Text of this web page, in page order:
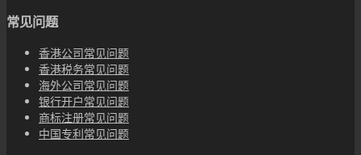
常见问题
香港公司常见问题
香港税务常见问题
海外公司常见问题
银行开户常见问题
商标注册常见问题
中国专利常见问题